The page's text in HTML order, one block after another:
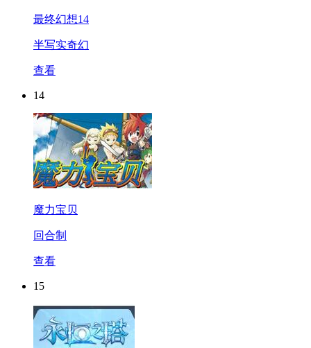
最终幻想14
半写实奇幻
查看
14
魔力宝贝
回合制
查看
15